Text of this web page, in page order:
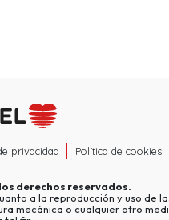
privacidad Política de cookies
derechos reservados.
a la reproducción y uso de
mecánica o cualquier otro